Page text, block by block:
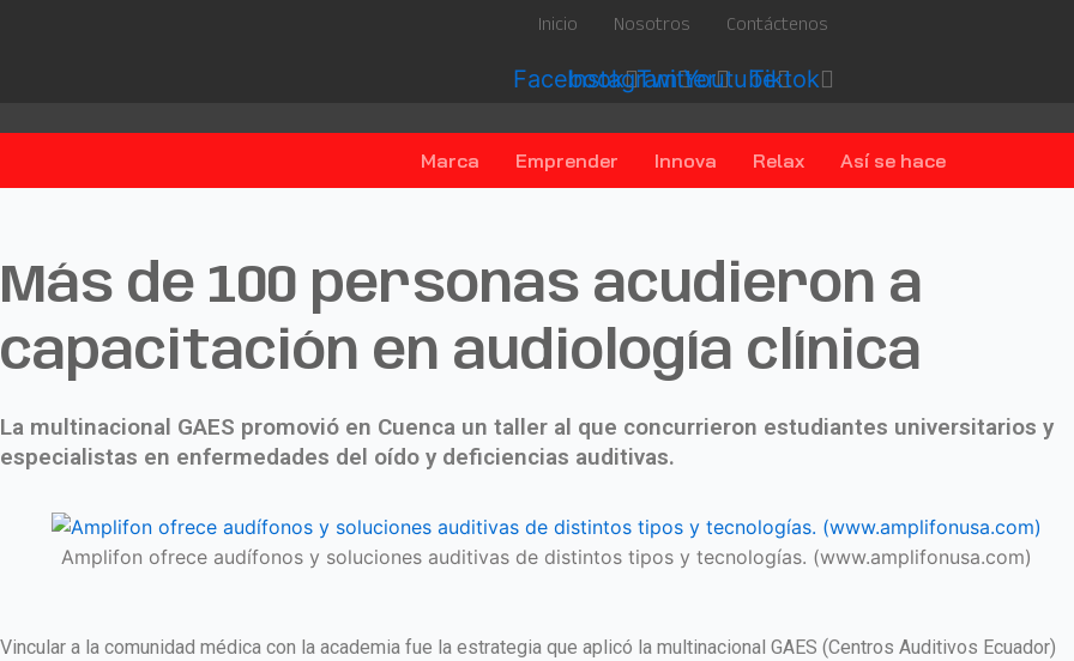
Inicio Nosotros Contáctenos
FacebookInstagramTwitterYoutubeTiktok
Marca Emprender Innova Relax Así se hace
Más de 100 personas acudieron a
capacitación en audiología clínica
La multinacional GAES promovió en Cuenca un taller al que concurrieron estudiantes universitarios y
especialistas en enfermedades del oído y deficiencias auditivas.
Amplifon ofrece audífonos y soluciones auditivas de distintos tipos y tecnologías. (www.amplifonusa.com)
Vincular a la comunidad médica con la academia fue la estrategia que aplicó la multinacional GAES (Centros Auditivos Ecuador)